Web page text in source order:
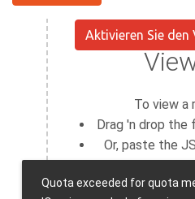
Aktivieren Sie